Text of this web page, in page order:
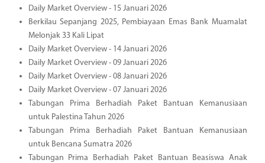
Daily Market Overview - 15 Januari 2026
Berkilau Sepanjang 2025, Pembiayaan Emas Bank Muamalat
Melonjak 33 Kali Lipat
Daily Market Overview - 14 Januari 2026
Daily Market Overview - 09 Januari 2026
Daily Market Overview - 08 Januari 2026
Daily Market Overview - 07 Januari 2026
Tabungan Prima Berhadiah Paket Bantuan Kemanusiaan
untuk Palestina Tahun 2026
Tabungan Prima Berhadiah Paket Bantuan Kemanusiaan
untuk Bencana Sumatra 2026
Tabungan Prima Berhadiah Paket Bantuan Beasiswa Anak